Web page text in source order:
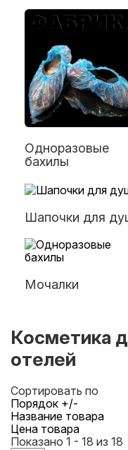
Одноразовые
бахилы
Шапочки для
Мочалки
Косметика
отелей
Сортировать по
Порядок +/-
Название товара
Цена товара
Показано 1 - 18 из 18